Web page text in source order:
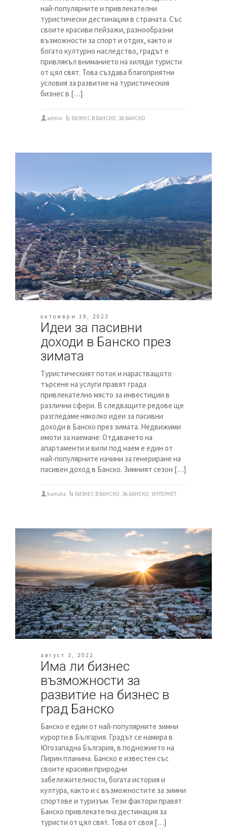
най-популярните и привлекателни
туристически дестинации в страната. Със
своите красиви пейзажи, разнообразни
възможности за спорт и отдих, както и
богато културно наследство, градът е
привлякъл вниманието на хиляди туристи
от цял ​​свят. Това създава благоприятни
условия за развитие на туристическия
бизнес в […]
admin БИЗНЕС В БАНСКО,ЗА БАНСКО
октомври 19, 2023
Идеи за пасивни
доходи в Банско през
зимата
Туристическият поток и нарастващото
търсене на услуги правят града
привлекателно място за инвестиции в
различни сфери. В следващите редове ще
разгледаме няколко идеи за пасивни
доходи в Банско през зимата. Недвижими
имоти за наемане: Отдаването на
апартаменти и вили под наем е един от
най-популярните начини за генериране на
пасивен доход в Банско. Зимният сезон […]
kamata БИЗНЕС В БАНСКО,ЗА БАНСКО, ИНТЕРНЕТ
август 3, 2022
Има ли бизнес
възможности за
развитие на бизнес в
град Банско
Банско е един от най-популярните зимни
курорти в България. Градът се намира в
Югозападна България, в подножието на
Пирин планина. Банско е известен със
своите красиви природни
забележителности, богата история и
култура, както и с възможностите за зимни
спортове и туризъм. Тези фактори правят
Банско привлекателна дестинация за
туристи от цял свят. Това от своя […]